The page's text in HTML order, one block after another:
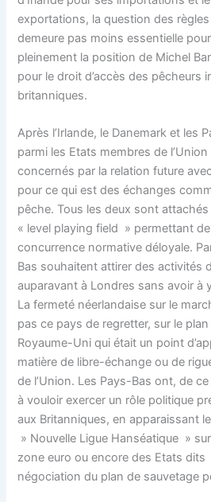
exportations, la question des règles
demeure pas moins essentielle
pleinement la position de Michel
pour le droit d’accès des pêcheurs
britanniques.
Après l’Irlande, le Danemark et les
parmi les Etats membres de
concernés par la relation future
pour ce qui est des échanges
pêche. Tous les deux sont
« level playing field » permettant
concurrence normative déloyale.
Bas souhaitent attirer des activités
auparavant à Londres sans avoir à
La fermeté néerlandaise sur le
pas ce pays de regretter, sur le
Royaume-Uni qui était un point
matière de libre-échange ou de
de l’Union. Les Pays-Bas ont, de
à vouloir exercer un rôle politique
aux Britanniques, en apparaissant
» Nouvelle Ligue Hanséatique »
zone euro ou encore des Etats
négociation du plan de sauvetage